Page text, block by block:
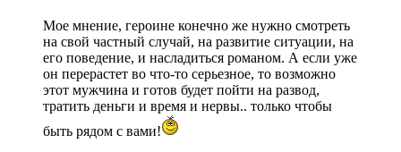
Мое мнение, героине конечно же нужно смотреть
на свой частный случай, на развитие ситуации, на
его поведение, и насладиться романом. А если уже
он перерастет во что-то серьезное, то возможно
этот мужчина и готов будет пойти на развод,
тратить деньги и время и нервы.. только чтобы
быть рядом с вами!